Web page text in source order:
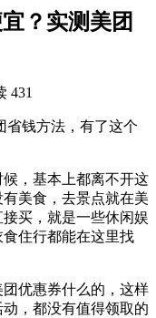
？实测美团
431
省钱方法，有了这个
，基本上都离不开这
美食，去景点就在美
买，就是一些休闲娱
住行都能在这里找
优惠券什么的，这样
，都没有值得领取的